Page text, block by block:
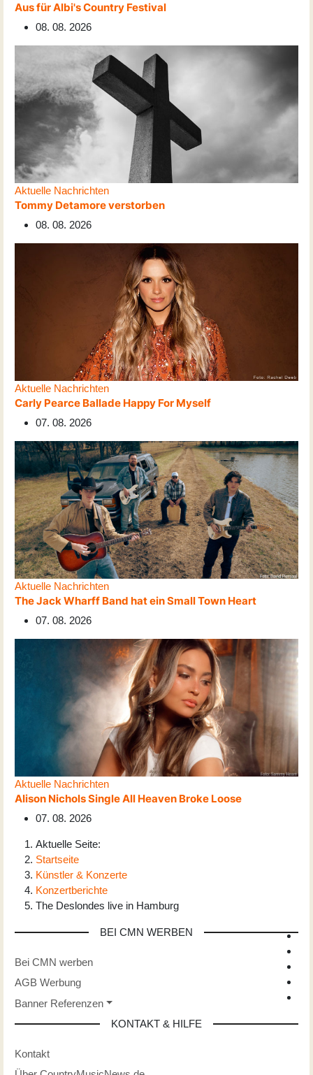
Aus für Albi's Country Festival
08. 08. 2026
Aktuelle Nachrichten
Tommy Detamore verstorben
08. 08. 2026
Aktuelle Nachrichten
Carly Pearce Ballade Happy For Myself
07. 08. 2026
Aktuelle Nachrichten
The Jack Wharff Band hat ein Small Town Heart
07. 08. 2026
Aktuelle Nachrichten
Alison Nichols Single All Heaven Broke Loose
07. 08. 2026
Aktuelle Seite:
Startseite
Künstler & Konzerte
Konzertberichte
The Deslondes live in Hamburg
BEI CMN WERBEN
Bei CMN werben
AGB Werbung
Banner Referenzen
KONTAKT & HILFE
Kontakt